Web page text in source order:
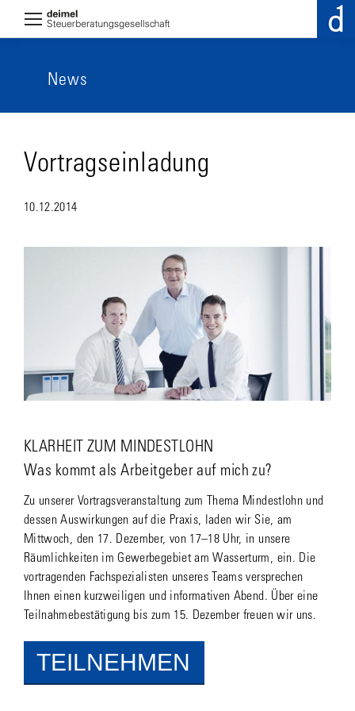
News
Vortragseinladung
10.12.2014
KLARHEIT ZUM MINDESTLOHN
Was kommt als Arbeitgeber auf mich zu?
Zu unserer Vortragsveranstaltung zum Thema Mindestlohn und
dessen Auswirkungen auf die Praxis, laden wir Sie, am
Mittwoch, den 17. Dezember, von 17–18 Uhr, in unsere
Räumlichkeiten im Gewerbegebiet am Wasserturm, ein. Die
vortragenden Fachspezialisten unseres Teams versprechen
Ihnen einen kurzweiligen und informativen Abend. Über eine
Teilnahmebestätigung bis zum 15. Dezember freuen wir uns.
TEILNEHMEN